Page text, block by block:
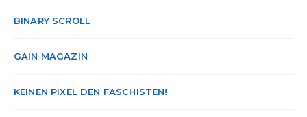
BINARY SCROLL
GAIN MAGAZIN
KEINEN PIXEL DEN FASCHISTEN!